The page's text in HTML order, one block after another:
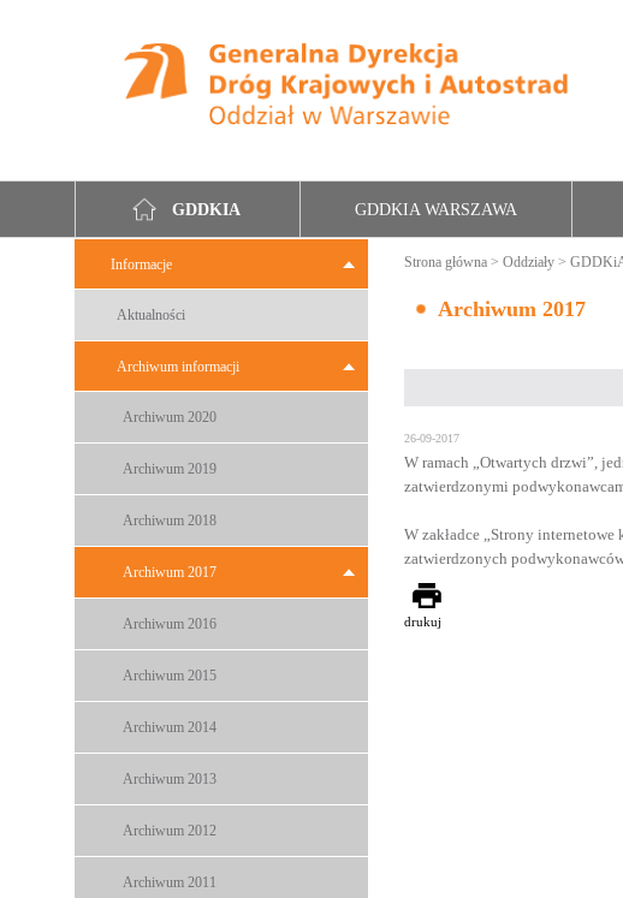
GDDKIA GDDKIA WARSZAWA
Informacje
Aktualności
Archiwum informacji
Archiwum 2020
Archiwum 2019
Archiwum 2018
Archiwum 2017
Archiwum 2016
Archiwum 2015
Archiwum 2014
Archiwum 2013
Archiwum 2012
Archiwum 2011
Strona główna > Oddziały >
Archiwum 2017
26-09-2017
W ramach „Otwartych drzwi”,
zatwierdzonymi
W zakładce „Strony
zatwierdzonych
drukuj